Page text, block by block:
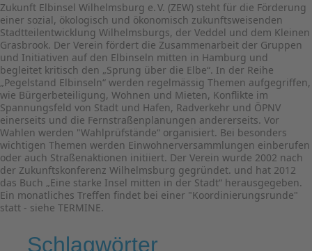
Zukunft Elbinsel Wilhelmsburg e. V. (ZEW) steht für die Förderung
einer sozial, ökologisch und ökonomisch zukunftsweisenden
Stadtteilentwicklung Wilhelmsburgs, der Veddel und dem Kleinen
Grasbrook. Der Verein fördert die Zusammenarbeit der Gruppen
und Initiativen auf den Elbinseln mitten in Hamburg und
begleitet kritisch den „Sprung über die Elbe“. In der Reihe
„Pegelstand Elbinseln“ werden regelmässig Themen aufgegriffen,
wie Bürgerbeteiligung, Wohnen und Mieten, Konflikte im
Spannungsfeld von Stadt und Hafen, Radverkehr und ÖPNV
einerseits und die Fernstraßenplanungen andererseits. Vor
Wahlen werden "Wahlprüfstände“ organisiert. Bei besonders
wichtigen Themen werden Einwohnerversammlungen einberufen
oder auch Straßenaktionen initiiert. Der Verein wurde 2002 nach
der Zukunftskonferenz Wilhelmsburg gegründet. und hat 2012
das Buch „Eine starke Insel mitten in der Stadt“ herausgegeben.
Ein monatliches Treffen findet bei einer "Koordinierungsrunde"
statt - siehe TERMINE.
Schlagwörter